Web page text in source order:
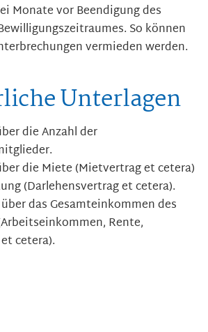
Monate vor Beendigung des
So können
vermieden werden.
Unterlagen
die Anzahl der
die Miete (Mietvertrag et cetera)
(Darlehensvertrag et cetera).
das Gesamteinkommen des
Rente,
cetera).